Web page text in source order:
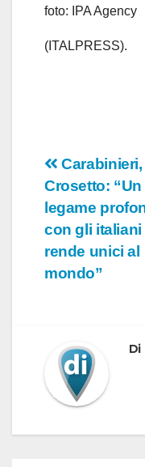
foto: IPA Agency
(ITALPRESS).
articoli
Carabinieri,
Crosetto: “Un
legame
con gli italiani
rende unici al
mondo”
Di